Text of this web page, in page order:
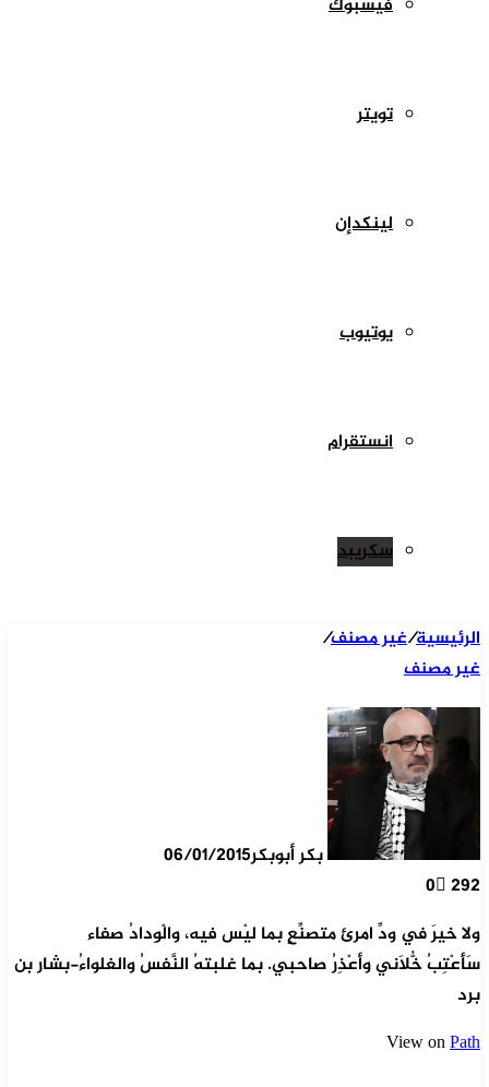
فيسبوك
تويتر
لينكدإن
يوتيوب
انستقرام
سكريبد
الرئيسية/غير مصنف/
غير مصنف
بكر أبوبكر06/01/2015
0 292
ولا خيرَ في ودِّ امرئ متصنِّعٍ بما ليْس فيه، والْوِدادُ صفاء
سَأعْتِبُ خُلاَّني وأعْذِرُ صاحبي. بما غلبتهُ النَّفسُ والغلواءُ-بشار بن
برد
View onPath